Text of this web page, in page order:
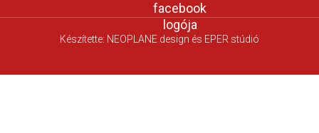
Készítette: NEOPLANE design és EPER stúdió